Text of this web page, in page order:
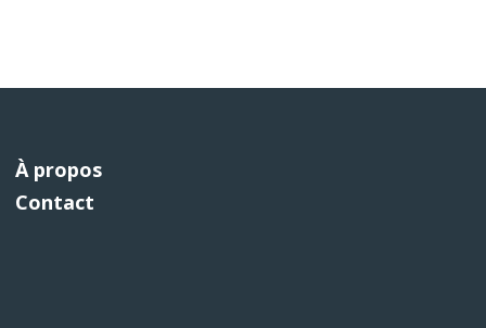
À propos
Contact